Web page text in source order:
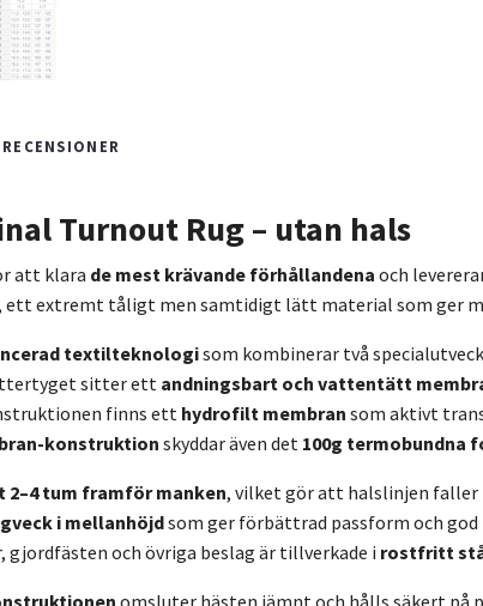
RECENSIONER
Turnout Rug – utan hals
att klara de mest krävande förhållandena och
ett extremt tåligt men samtidigt lätt material som ger
textilteknologisom kombinerar två
sitter ett andningsbart och vattentätt
finns ett hydrofilt membran som aktivt
konstruktion skyddar även det 100g termobundna
2–4 tum framför manken, vilket gör att halslinjen
i mellanhöjdsom ger förbättrad passform och
gjordfästen och övriga beslag är tillverkade i rostfritt
omsluter hästen jämnt och hålls säkert på